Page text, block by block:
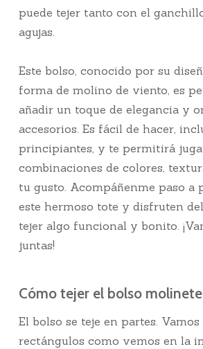
puede tejer tanto con el
agujas.
Este bolso, conocido por su
forma de molino de viento, es
añadir un toque de elegancia y
accesorios. Es fácil de hacer,
principiantes, y te permitirá
combinaciones de colores,
tu gusto. Acompáñenme paso a
este hermoso tote y disfruten
tejer algo funcional y bonito.
juntas!
Cómo tejer el bolso molinete
El bolso se teje en partes.
rectángulos como vemos en la